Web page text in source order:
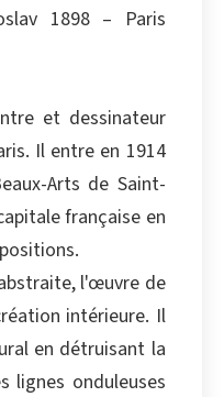
1898 – Paris
et dessinateur
Il entre en 1914
Arts de Saint-
française en
l'œuvre de
intérieure. Il
en détruisant la
lignes onduleuses